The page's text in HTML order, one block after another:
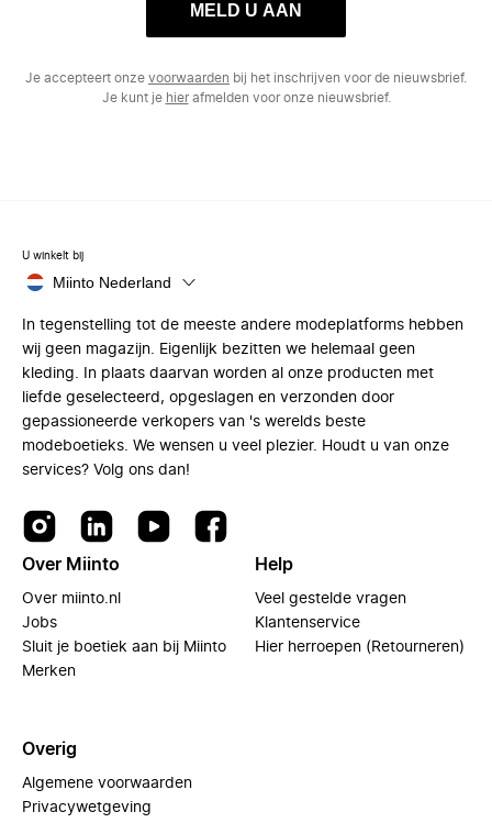
MELD U AAN
Je accepteert onze voorwaarden bij het inschrijven voor de nieuwsbrief.
Je kunt je hierafmelden voor onze nieuwsbrief.
U winkelt bij
Miinto Nederland
In tegenstelling tot de meeste andere modeplatforms hebben
wij geen magazijn. Eigenlijk bezitten we helemaal geen
kleding. In plaats daarvan worden al onze producten met
liefde geselecteerd, opgeslagen en verzonden door
gepassioneerde verkopers van 's werelds beste
modeboetieks. We wensen u veel plezier. Houdt u van onze
services? Volg ons dan!
Over Miinto
Over miinto.nl
Jobs
Sluit je boetiek aan bij Miinto
Merken
Help
Veel gestelde vragen
Klantenservice
Hier herroepen (Retourneren)
Overig
Algemene voorwaarden
Privacywetgeving